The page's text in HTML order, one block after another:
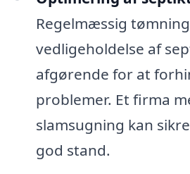
Regelmæssig
vedligeholdelse af
afgørende for at
problemer. Et firma
slamsugning kan
god stand.